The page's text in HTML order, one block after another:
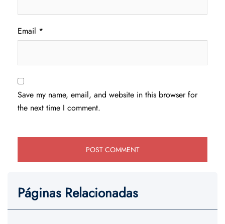
Email *
Save my name, email, and website in this browser for
the next time I comment.
Páginas Relacionadas